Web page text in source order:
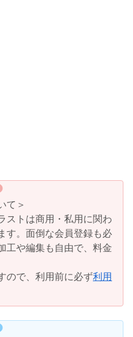
て＞
ストは商用・私用に関わ
す。面倒な会員登録も必
工や編集も自由で、料金
ので、利用前に必ず利用